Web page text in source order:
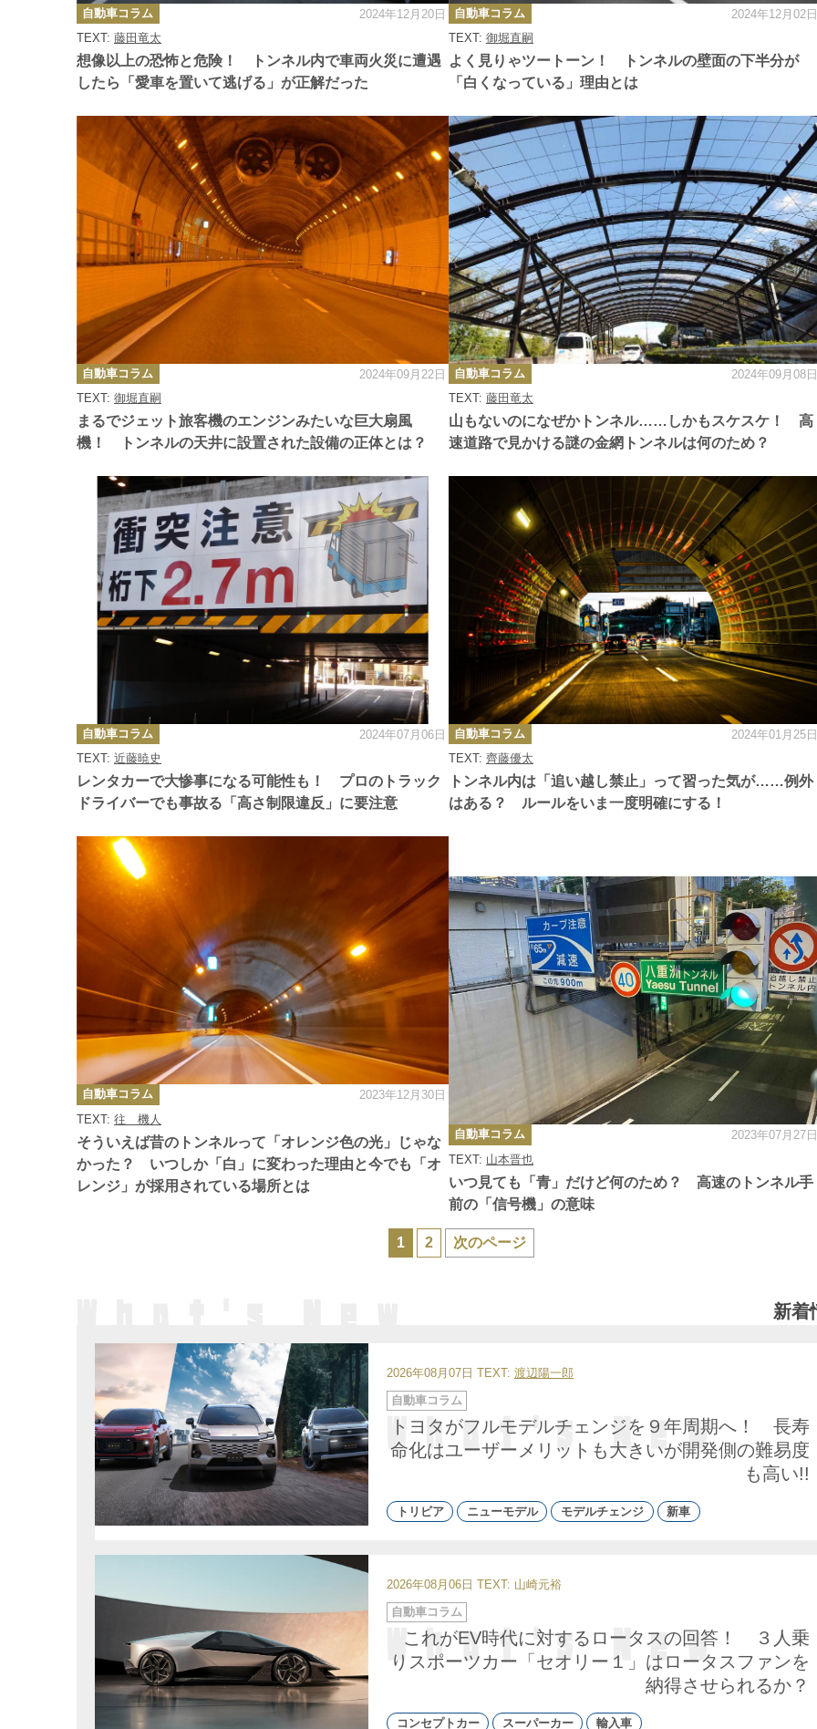
想像以上の恐怖と危険！ トンネル内で車両火災に遭遇
したら「愛車を置いて逃げる」が正解だった
TEXT: 藤田竜太
カ
テ
ゴ
リ
ー
自動車コラム 2024年12月20日
よく見りゃツートーン！ トンネルの壁面の下半分が
「白くなっている」理由とは
TEXT: 御堀直嗣
カ
テ
ゴ
リ
ー
自動車コラム 2024年12月02日
まるでジェット旅客機のエンジンみたいな巨大扇風
機！ トンネルの天井に設置された設備の正体とは？
TEXT: 御堀直嗣
カ
テ
ゴ
リ
ー
自動車コラム 2024年09月22日
山もないのになぜかトンネル……しかもスケスケ！ 高
速道路で見かける謎の金網トンネルは何のため？
TEXT: 藤田竜太
カ
テ
ゴ
リ
ー
自動車コラム 2024年09月08日
レンタカーで大惨事になる可能性も！ プロのトラック
ドライバーでも事故る「高さ制限違反」に要注意
TEXT: 近藤暁史
カ
テ
ゴ
リ
ー
自動車コラム 2024年07月06日
トンネル内は「追い越し禁止」って習った気が……例外
はある？ ルールをいま一度明確にする！
TEXT: 齊藤優太
カ
テ
ゴ
リ
ー
自動車コラム 2024年01月25日
そういえば昔のトンネルって「オレンジ色の光」じゃな
かった？ いつしか「白」に変わった理由と今でも「オ
レンジ」が採用されている場所とは
TEXT: 往 機人
カ
テ
ゴ
リ
ー
自動車コラム 2023年12月30日
いつ見ても「青」だけど何のため？ 高速のトンネル手
前の「信号機」の意味
TEXT: 山本晋也
カ
テ
ゴ
リ
自動車コラム 2023年07月27日
1 2 次のページ
新着
2026年08月07日 TEXT: 渡辺陽一郎
トヨタがフルモデルチェンジを９年周期へ！ 長寿
命化はユーザーメリットも大きいが開発側の難易度
も高い!!
カ
テ
ゴ
ー
自動車コラム
トリビア ニューモデル モデルチェンジ 新車
2026年08月06日 TEXT: 山崎元裕
これがEV時代に対するロータスの回答！ ３人乗
りスポーツカー「セオリー１」はロータスファンを
納得させられるか？
カ
テ
自動車コラム
コンセプトカー スーパーカー 輸入車